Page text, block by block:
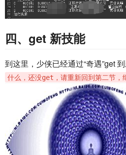
四、get 新技能
到这里，少侠已经通过“奇遇”get 到
什么，还没get，请重新回到第二节，